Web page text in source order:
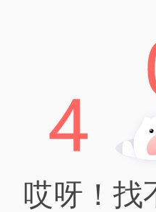
哎呀！找